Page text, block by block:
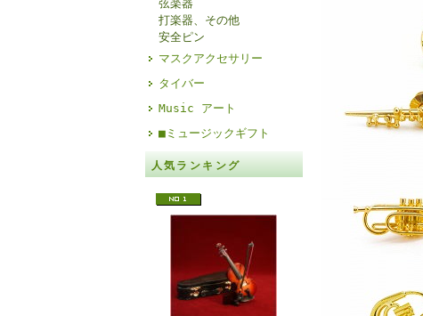
弦楽器
打楽器、その他
安全ピン
マスクアクセサリー
タイバー
Music アート
■ミュージックギフト
人気ランキング